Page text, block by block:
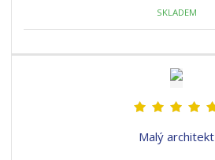
SKLADEM
Malý architekt